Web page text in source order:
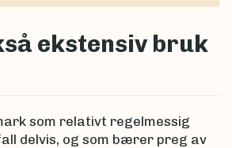
ekstensiv bruk
som relativt regelmessig
delvis, og som bærer preg av